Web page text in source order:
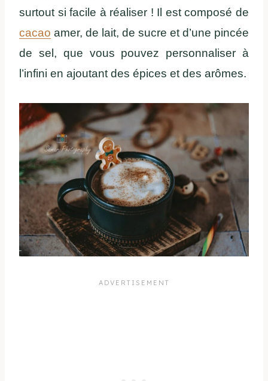
surtout si facile à réaliser ! Il est composé de
cacao amer, de lait, de sucre et d’une pincée
de sel, que vous pouvez personnaliser à
l’infini en ajoutant des épices et des arômes.